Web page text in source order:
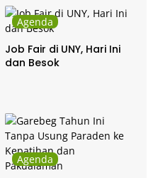
Agenda
Job Fair di UNY, Hari Ini
dan Besok
Agenda